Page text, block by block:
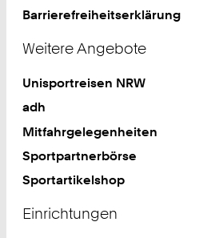
Barrierefreiheitserklärung
Weitere Angebote
Unisportreisen NRW
adh
Mitfahrgelegenheiten
Sportpartnerbörse
Sportartikelshop
Einrichtungen